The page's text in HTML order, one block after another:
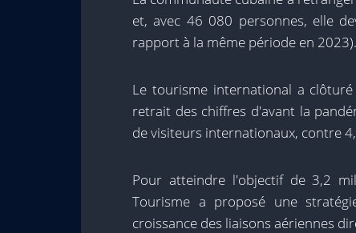
— Office national de
2024
et, avec 46 080 personnes, elle
rapport à la même période en 2023).
Le tourisme international a
retrait des chiffres d'avant la
de visiteurs internationaux, contre
Pour atteindre l'objectif de 3,2
Tourisme a proposé une
croissance des liaisons aériennes